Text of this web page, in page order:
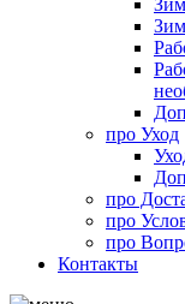
про Уход
про
про
про
Контакты